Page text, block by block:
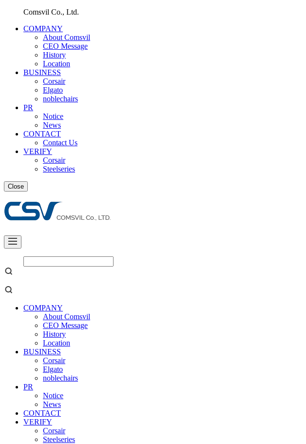
Comsvil Co., Ltd.
COMPANY
About Comsvil
CEO Message
History
Location
BUSINESS
Corsair
Elgato
noblechairs
PR
Notice
News
CONTACT
Contact Us
VERIFY
Corsair
Steelseries
Close
COMPANY
About Comsvil
CEO Message
History
Location
BUSINESS
Corsair
Elgato
noblechairs
PR
Notice
News
CONTACT
VERIFY
Corsair
Steelseries